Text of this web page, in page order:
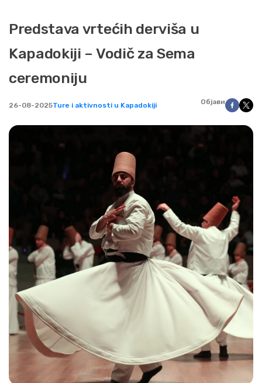
Predstava vrtećih derviša u
Kapadokiji – Vodič za Sema
ceremoniju
26-08-2025Ture i aktivnosti u Kapadokiji Објави